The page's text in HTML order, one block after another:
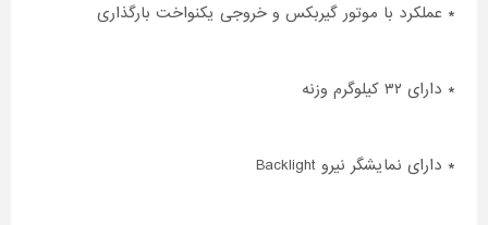
* عملکرد با موتور گیربکس و خروجی یکنواخت بارگذاری
* دارای ۳۲ کیلوگرم وزنه
* دارای نمایشگر نیرو Backlight